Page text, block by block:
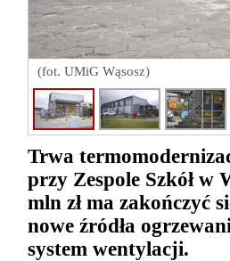
(fot. UMiG Wąsosz)
Trwa
przy Zespole Szkół w
mln zł ma zakończyć
nowe źródła
system wentylacji.